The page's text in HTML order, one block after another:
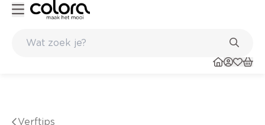
verftips